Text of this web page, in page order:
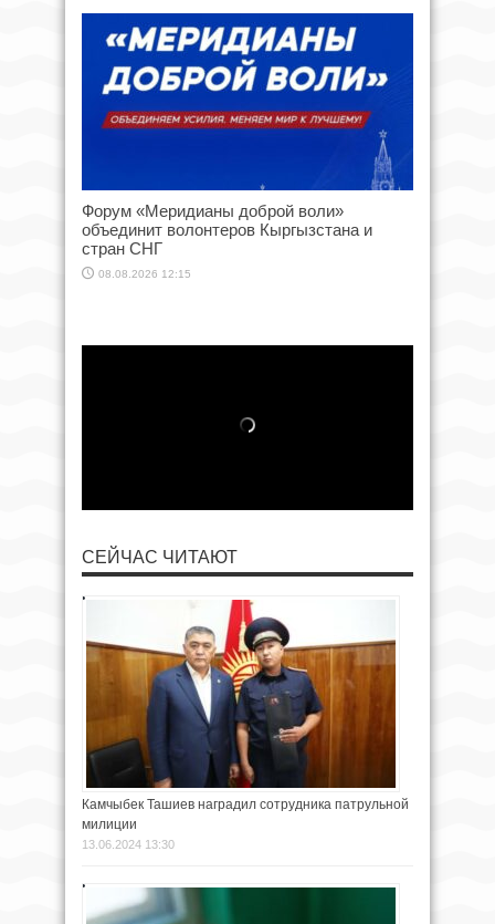
Форум «Меридианы доброй воли»
объединит волонтеров Кыргызстана и
стран СНГ
08.08.2026 12:15
СЕЙЧАС ЧИТАЮТ
Камчыбек Ташиев наградил сотрудника патрульной
милиции
13.06.2024 13:30